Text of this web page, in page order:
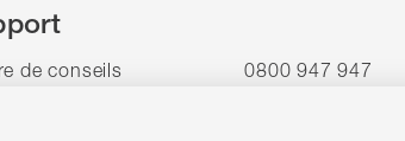
de conseils
0800 947 947